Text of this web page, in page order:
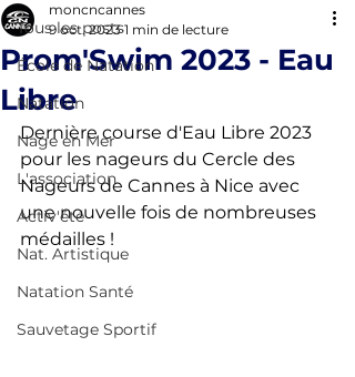
Tous les posts
École de Natation
Natation
Nage en Mer
L'association
Activ'été
Nat. Artistique
Natation Santé
Sauvetage Sportif
Prom'Swim 2023 - Eau
Libre
moncncannes
9 oct. 2023 1 min de lecture
Dernière course d'Eau Libre 2023
pour les nageurs du Cercle des
Nageurs de Cannes à Nice avec
une nouvelle fois de nombreuses
médailles !